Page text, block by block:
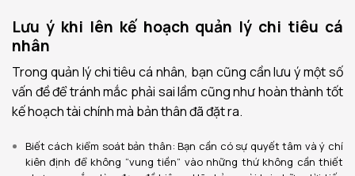
Lưu ý khi lên kế hoạch quản lý chi tiêu cá
nhân
Trong quản lý chi tiêu cá nhân, bạn cũng cần lưu ý một số
vấn đề để tránh mắc phải sai lầm cũng như hoàn thành tốt
kế hoạch tài chính mà bản thân đã đặt ra.
Biết cách kiểm soát bản thân: Bạn cần có sự quyết tâm và ý chí
kiên định để không “vung tiền” vào những thứ không cần thiết